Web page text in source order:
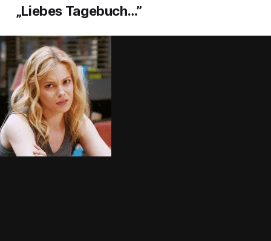
„Liebes Tagebuch…”